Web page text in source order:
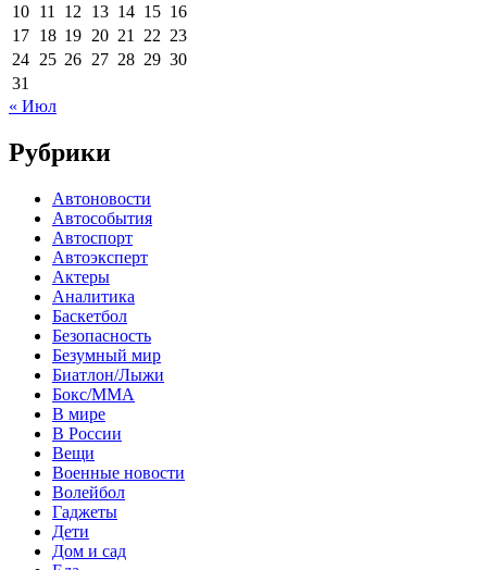
10 11 12 13 14 15 16
17 18 19 20 21 22 23
24 25 26 27 28 29 30
31
« Июл
Рубрики
Автоновости
Автособытия
Автоспорт
Автоэксперт
Актеры
Аналитика
Баскетбол
Безопасность
Безумный мир
Биатлон/Лыжи
Бокс/MMA
В мире
В России
Вещи
Военные новости
Волейбол
Гаджеты
Дети
Дом и сад